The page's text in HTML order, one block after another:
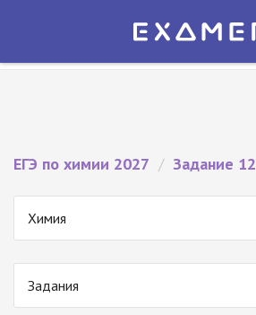
Экзамер — ЕГЭ 2027
ЕГЭ по химии 2027 / Задание 12
Химия
Задания